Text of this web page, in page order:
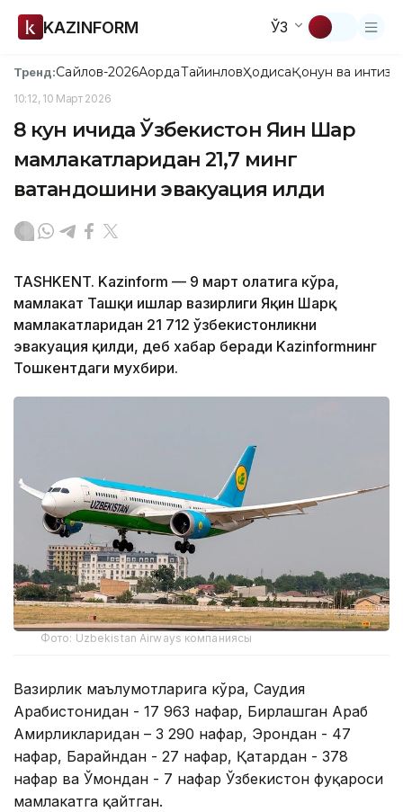
KAZINFORM ЎЗ
Тренд:Сайлов-2026АқордаТайинловҲодисаҚонун ва
10:12, 10 Март 2026
8 кун ичида Ўзбекистон Яқин Шарқ
мамлакатларидан 21,7 минг
ватандошини эвакуация қилди
TASHKENT. Kazinform — 9 март ҳолатига кўра,
мамлакат Ташқи ишлар вазирлиги Яқин Шарқ
мамлакатларидан 21 712 ўзбекистонликни
эвакуация қилди, деб хабар беради Kazinformнинг
Тошкентдаги мухбири.
Фото: Uzbekistan Airways компаниясы
Вазирлик маълумотларига кўра, Саудия
Арабистонидан - 17 963 нафар, Бирлашган Араб
Амирликларидан – 3 290 нафар, Эрондан - 47
нафар, Баҳрайндан - 27 нафар, Қатардан - 378
нафар ва Ўмондан - 7 нафар Ўзбекистон фуқароси
мамлакатга қайтган.